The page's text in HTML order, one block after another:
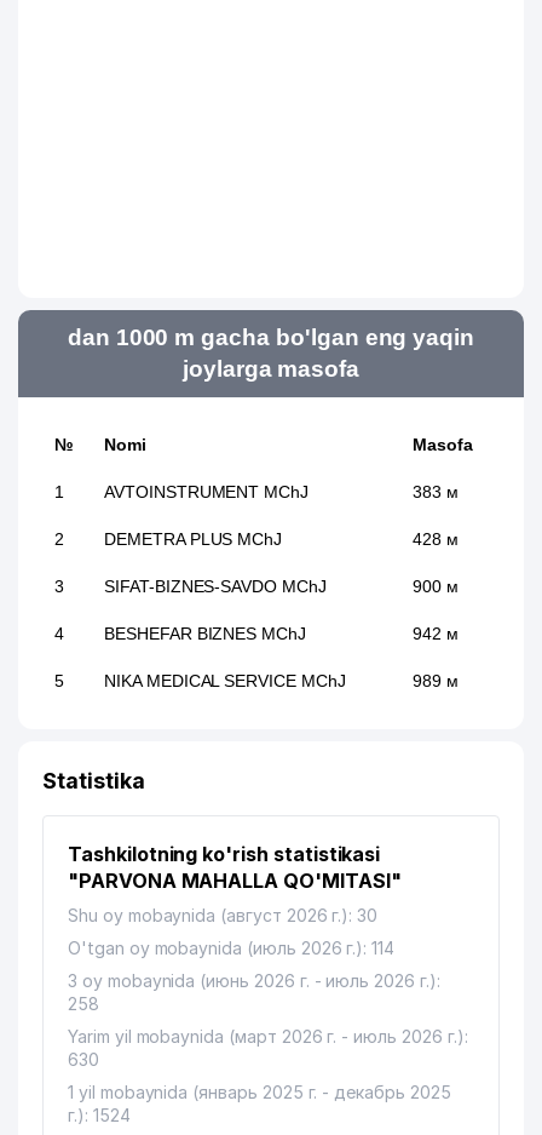
dan 1000 m gacha bo'lgan eng yaqin
joylarga masofa
№ Nomi Masofa
1 AVTOINSTRUMENT MChJ 383 м
2 DEMETRA PLUS MChJ 428 м
3 SIFAT-BIZNES-SAVDO MChJ 900 м
4 BESHEFAR BIZNES MChJ 942 м
5 NIKA MEDICAL SERVICE MChJ 989 м
Statistika
Tashkilotning ko'rish statistikasi
"PARVONA MAHALLA QO'MITASI"
Shu oy mobaynida (август 2026 г.): 30
O'tgan oy mobaynida (июль 2026 г.): 114
3 oy mobaynida (июнь 2026 г. - июль 2026 г.):
258
Yarim yil mobaynida (март 2026 г. - июль 2026 г.):
630
1 yil mobaynida (январь 2025 г. - декабрь 2025
г.): 1524